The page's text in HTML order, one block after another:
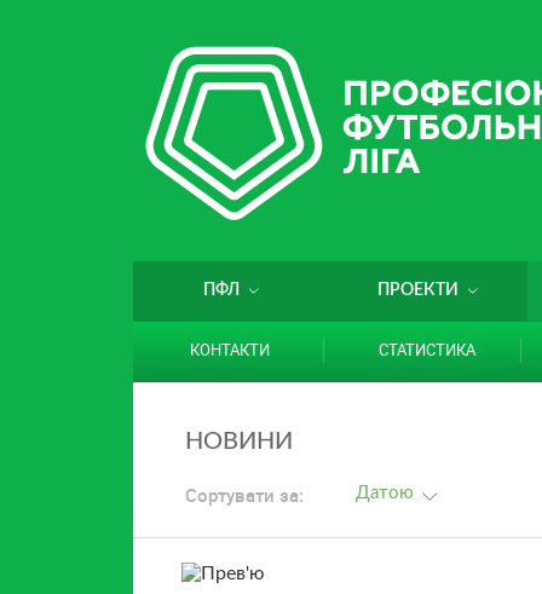
ПФЛ ПРОЕКТИ
КОНТАКТИ СТАТИСТИКА
НОВИНИ
Сортувати за: Датою